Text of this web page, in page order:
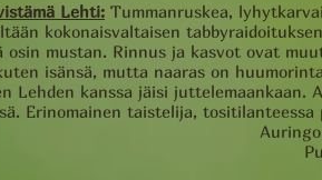
Lehti: Tummanruskea,
kokonaisvaltaisen
osin mustan. Rinnus ja kasvot ovat
isänsä, mutta naaras on
Lehden kanssa jäisi juttelemaankaan.
Erinomainen taistelija,